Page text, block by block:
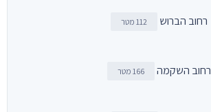
רחוב הברוש 112 מטר
רחוב השקמה 166 מטר